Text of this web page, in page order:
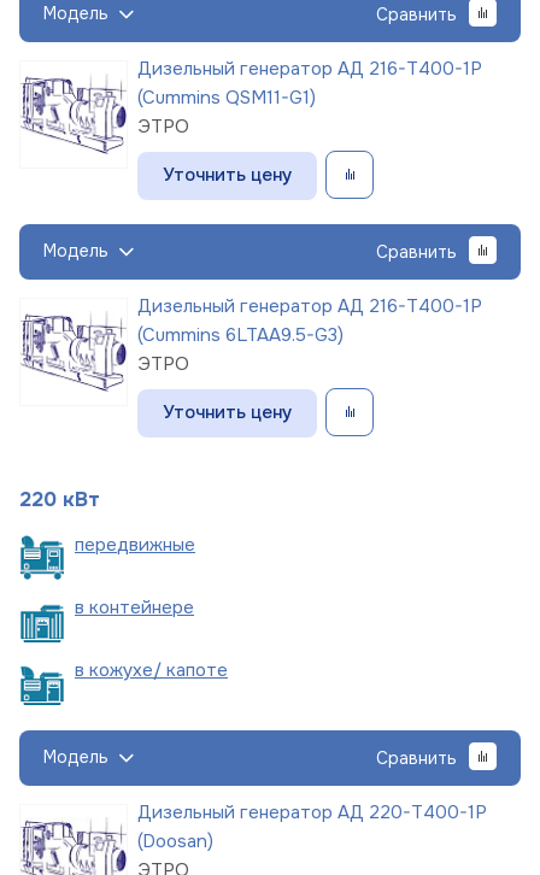
Модель Сравнить
Дизельный генератор АД 216-Т400-1Р
(Cummins QSM11-G1)
ЭТРО
Уточнить цену
Модель Сравнить
Дизельный генератор АД 216-Т400-1Р
(Cummins 6LTAA9.5-G3)
ЭТРО
Уточнить цену
220 кВт
передвижные
в контейнере
в кожухе/ капоте
Модель Сравнить
Дизельный генератор АД 220-Т400-1Р
(Doosan)
ЭТРО